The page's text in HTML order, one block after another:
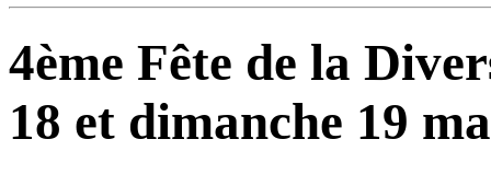
4ème Fête de la
18 et dimanche 19